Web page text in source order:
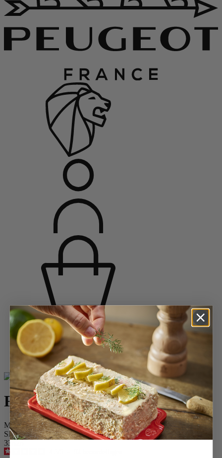
Startpagina
Specerijmolens
Pepermolens
Houten pepermolens
Fidji
Fidji
Manuele pepermolen uit olijfhout en inox 20 cm
SKU
33828